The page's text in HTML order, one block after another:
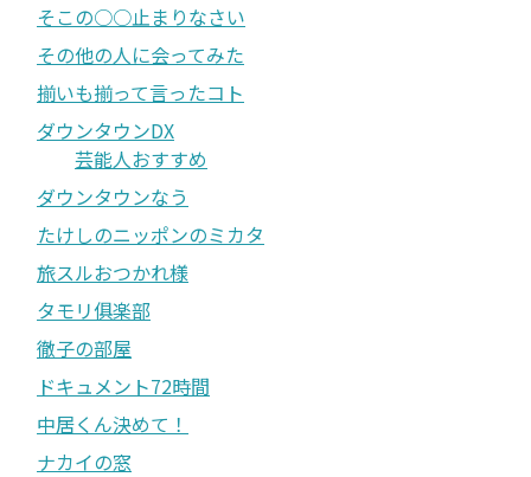
そこの○○止まりなさい
その他の人に会ってみた
揃いも揃って言ったコト
ダウンタウンDX
芸能人おすすめ
ダウンタウンなう
たけしのニッポンのミカタ
旅スルおつかれ様
タモリ俱楽部
徹子の部屋
ドキュメント72時間
中居くん決めて！
ナカイの窓